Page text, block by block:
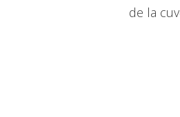
de la